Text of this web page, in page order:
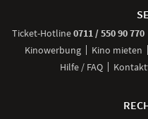
Ticket-Hotline0711 / 550 90 770
Kinowerbung
Kino mieten
Hilfe / FAQ